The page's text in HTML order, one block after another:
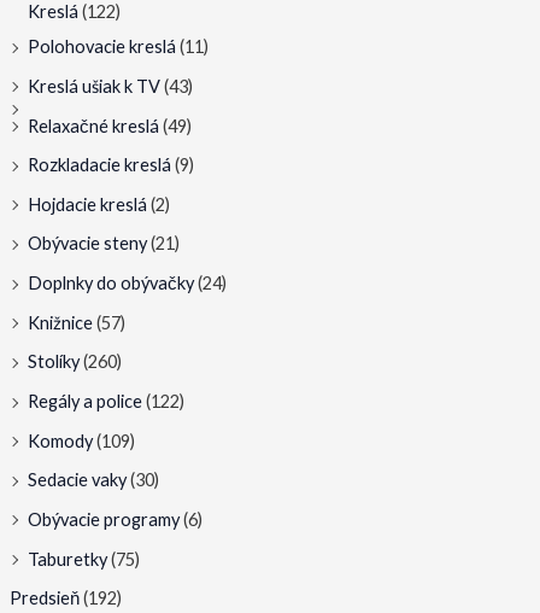
Kreslá (122)
Polohovacie kreslá (11)
Kreslá ušiak k TV(43)
Relaxačné kreslá (49)
Rozkladacie kreslá (9)
Hojdacie kreslá (2)
Obývacie steny(21)
Doplnky do obývačky(24)
Knižnice(57)
Stolíky(260)
Regály a police(122)
Komody(109)
Sedacie vaky(30)
Obývacie programy(6)
Taburetky(75)
Predsieň(192)